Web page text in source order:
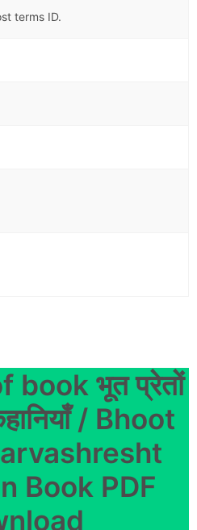
terms ID.
book भूत प्रेतों
/ Bhoot
Book PDF